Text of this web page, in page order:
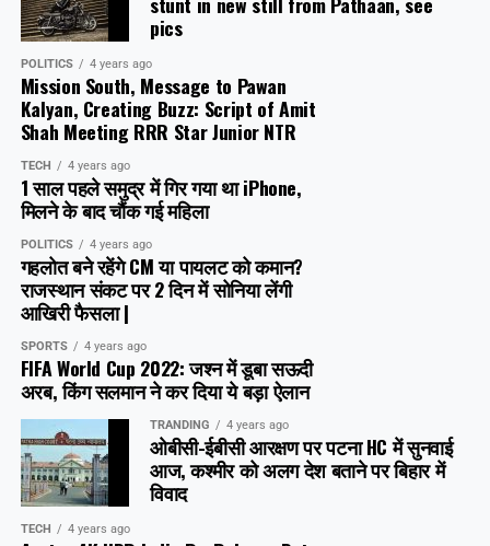
pics
POLITICS 4 years ago
Mission South, Message to Pawan
Kalyan, Creating Buzz: Script of Amit
Shah Meeting RRR Star Junior NTR
TECH 4 years ago
1 साल पहले समुद्र में गिर गया था iPhone,
मिलने के बाद चौंक गई महिला
POLITICS 4 years ago
गहलोत बने रहेंगे CM या पायलट को कमान?
राजस्थान संकट पर 2 दिन में सोनिया लेंगी
आखिरी फैसला |
SPORTS 4 years ago
FIFA World Cup 2022: जश्न में डूबा सऊदी
अरब, क‍िंग सलमान ने कर दिया ये बड़ा ऐलान
TRANDING 4 years ago
ओबीसी-ईबीसी आरक्षण पर पटना HC में सुनवाई
आज, कश्मीर को अलग देश बताने पर बिहार में
विवाद
TECH 4 years ago